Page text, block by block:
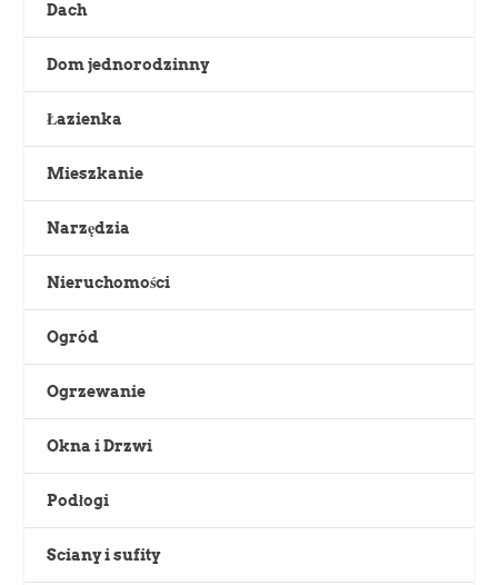
Dach
Dom jednorodzinny
Łazienka
Mieszkanie
Narzędzia
Nieruchomości
Ogród
Ogrzewanie
Okna i Drzwi
Podłogi
Sciany i sufity